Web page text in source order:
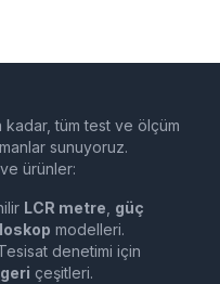
tüm test ve ölçüm
sunuyoruz.
ürünler:
LCR metre güç
modelleri.
denetimi için
çeşitleri.